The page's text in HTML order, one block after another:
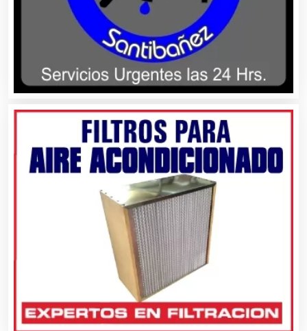
Almacenaje
Alquiler de Autos
Alquiler de Equipos para Fiestas
Alquiler de Sillas y Mesas
Alquiler de Trajes de Etiqueta
Alta Costura
Aluminio